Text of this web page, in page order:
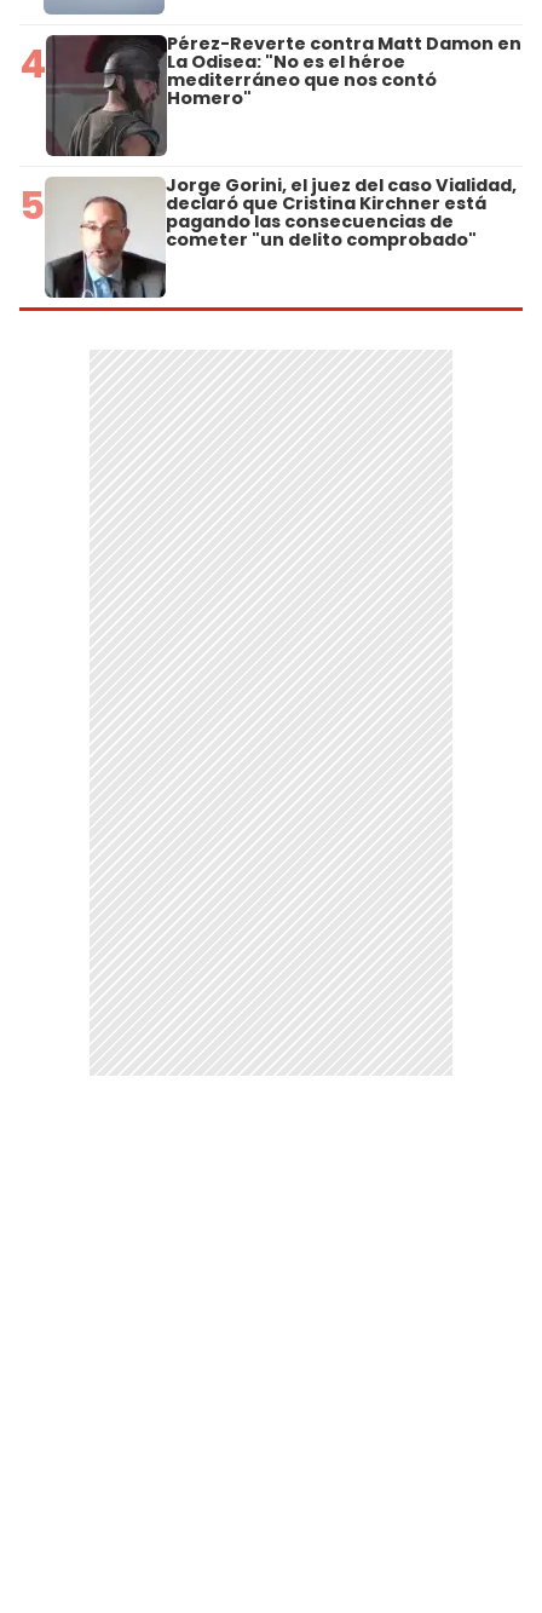
4 Pérez-Reverte contra Matt Damon en
La Odisea: "No es el héroe
mediterráneo que nos contó
Homero"
5 Jorge Gorini, el juez del caso Vialidad,
declaró que Cristina Kirchner está
pagando las consecuencias de
cometer "un delito comprobado"